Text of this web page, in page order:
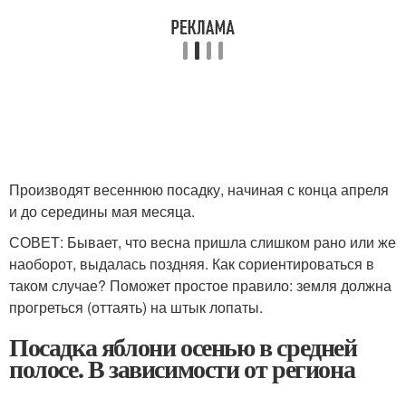
Производят весеннюю посадку, начиная с конца апреля
и до середины мая месяца.
СОВЕТ: Бывает, что весна пришла слишком рано или же
наоборот, выдалась поздняя. Как сориентироваться в
таком случае? Поможет простое правило: земля должна
прогреться (оттаять) на штык лопаты.
Посадка яблони осенью в средней
полосе. В зависимости от региона